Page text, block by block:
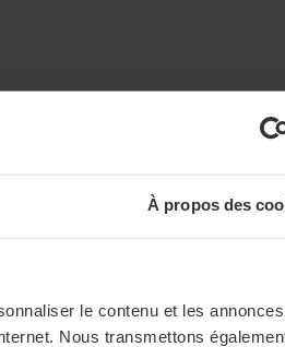
À propos des
le contenu et les
Nous transmettons